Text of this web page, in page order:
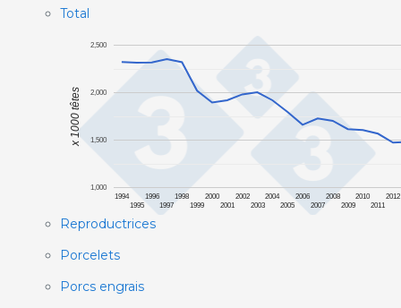
Total
1994
1995
1996
1997
1998
1999
2000
2001
2002
2003
2004
2005
2006
2007
2008
2009
2010
2011
2012
1,000
1,500
2,000
2,500
x 1000 têtes
Reproductrices
Porcelets
Porcs engrais